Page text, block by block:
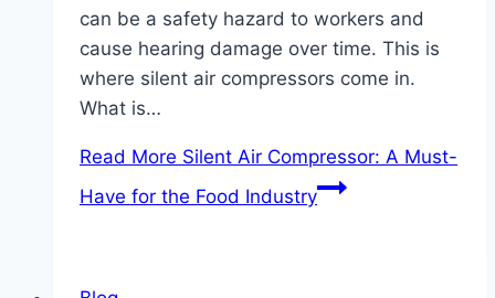
can be a safety hazard to workers and
cause hearing damage over time. This is
where silent air compressors come in.
What is…
Read More Silent Air Compressor: A Must-
Have for the Food Industry